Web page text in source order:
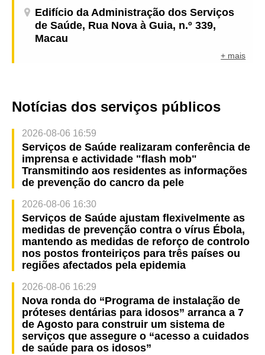
Edifício da Administração dos Serviços
de Saúde, Rua Nova à Guia, n.º 339,
Macau
+ mais
Notícias dos serviços públicos
2026-08-06 16:59
Serviços de Saúde realizaram conferência de
imprensa e actividade "flash mob"
Transmitindo aos residentes as informações
de prevenção do cancro da pele
2026-08-06 16:30
Serviços de Saúde ajustam flexivelmente as
medidas de prevenção contra o vírus Ébola,
mantendo as medidas de reforço de controlo
nos postos fronteiriços para três países ou
regiões afectados pela epidemia
2026-08-06 16:29
Nova ronda do “Programa de instalação de
próteses dentárias para idosos” arranca a 7
de Agosto para construir um sistema de
serviços que assegure o “acesso a cuidados
de saúde para os idosos”